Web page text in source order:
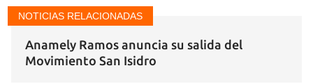
NOTICIAS RELACIONADAS
Anamely Ramos anuncia su salida del
Movimiento San Isidro